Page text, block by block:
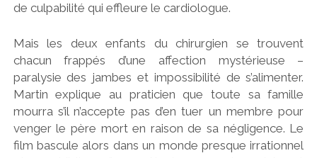
de culpabilité qui effleure le cardiologue.
Mais les deux enfants du chirurgien se trouvent
chacun frappés d’une affection mystérieuse –
paralysie des jambes et impossibilité de s’alimenter.
Martin explique au praticien que toute sa famille
mourra s’il n’accepte pas d’en tuer un membre pour
venger le père mort en raison de sa négligence. Le
film bascule alors dans un monde presque irrationnel